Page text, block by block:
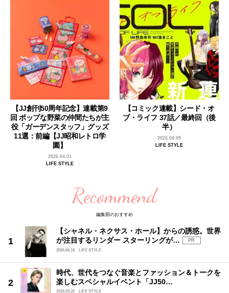
【JJ創刊50周年記念】連載第9
回 ポップな野菜の仲間たちが主
役「ガーデンスタッフ」グッズ
11選：前編【JJ昭和レトロ学
園】
2026.04.01
LIFE STYLE
【コミック連載】シード・オ
ブ・ライフ 37話／最終回（後
半）
2026.04.09
LIFE STYLE
Recommend
編集部のおすすめ
【シャネル・ネクサス・ホール】からの誘惑。世界
が注目するリンダー スターリングが…
PR
2026.06.18
LIFE STYLE
時代、世代をつなぐ音楽とファッション＆トークを
楽しむスペシャルイベント「JJ50…
2026.03.26 LIFE STYLE